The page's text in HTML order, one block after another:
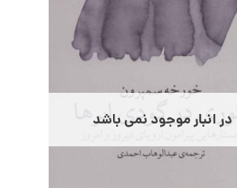
در انبار موجود نمی باشد